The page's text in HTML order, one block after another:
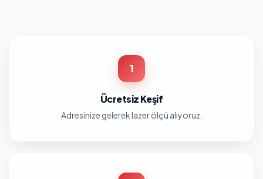
1
Ücretsiz Keşif
Adresinize gelerek lazer ölçü alıyoruz.